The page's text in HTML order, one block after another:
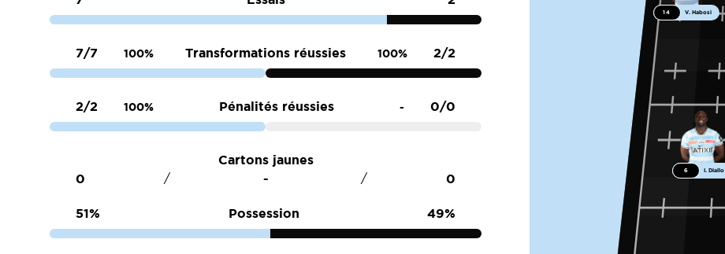
7/7 100% Transformations réussies 100% 2/2
2/2 100% Pénalités réussies - 0/0
Cartons jaunes
0
/ / 0
51% Possession 49%
6 I. Diallo
14 V. Habosi